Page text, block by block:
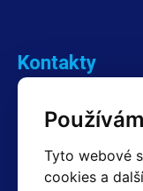
Tyto webové
cookies a
Kontakty
+420 603 357
Fakturační a